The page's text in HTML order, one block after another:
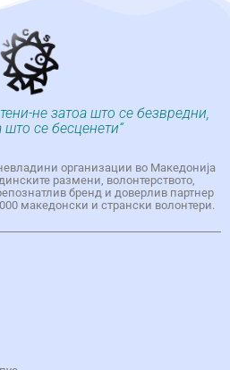
не затоа што се безвредни,
што се бесценети“
организации во Македонија
размени, волонтерството,
бренд и доверлив партнер
македонски и странски волонтери.